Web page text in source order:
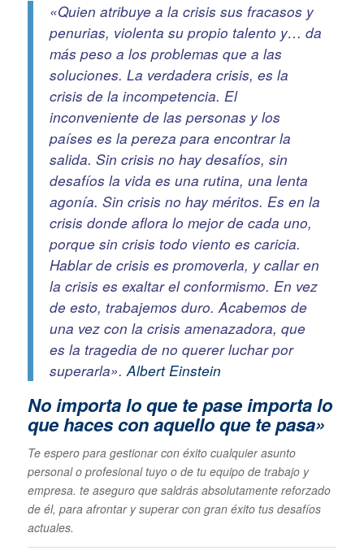
«Quien atribuye a la crisis sus fracasos y
penurias, violenta su propio talento y… da
más peso a los problemas que a las
soluciones. La verdadera crisis, es la
crisis de la incompetencia. El
inconveniente de las personas y los
países es la pereza para encontrar la
salida. Sin crisis no hay desafíos, sin
desafíos la vida es una rutina, una lenta
agonía. Sin crisis no hay méritos. Es en la
crisis donde aflora lo mejor de cada uno,
porque sin crisis todo viento es caricia.
Hablar de crisis es promoverla, y callar en
la crisis es exaltar el conformismo. En vez
de esto, trabajemos duro. Acabemos de
una vez con la crisis amenazadora, que
es la tragedia de no querer luchar por
superarla». Albert Einstein
No importa lo que te pase importa lo
que haces con aquello que te pasa»
Te espero para gestionar con éxito cualquier asunto
personal o profesional tuyo o de tu equipo de trabajo y
empresa. te aseguro que saldrás absolutamente reforzado
de él, para afrontar y superar con gran éxito tus desafíos
actuales.